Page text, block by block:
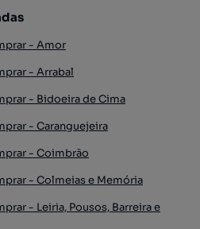
- Amor
- Arrabal
- Bidoeira de Cima
- Caranguejeira
- Coimbrão
- Colmeias e Memória
- Leiria, Pousos, Barreira e